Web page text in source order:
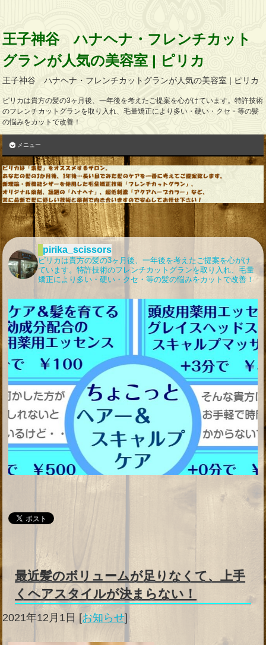
王子神谷 ハナヘナ・フレンチカット
グランが人気の美容室 | ピリカ
王子神谷 ハナヘナ・フレンチカットグランが人気の美容室 | ピリカ
ピリカは貴方の髪の3ヶ月後、一年後を考えたご提案を心がけています。特許技術
のフレンチカットグランを取り入れ、毛量矯正により多い・硬い・クセ・等の髪
の悩みをカットで改善！
メニュー
pirika_scissors
ピリカは貴方の髪の3ヶ月後、一年後を考えたご提案を心がけ
ています。特許技術のフレンチカットグランを取り入れ、毛量
矯正により多い・硬い・クセ・等の髪の悩みをカットで改善！
最近髪のボリュームが足りなくて、上手
くヘアスタイルが決まらない！
2021年12月1日 [お知らせ]